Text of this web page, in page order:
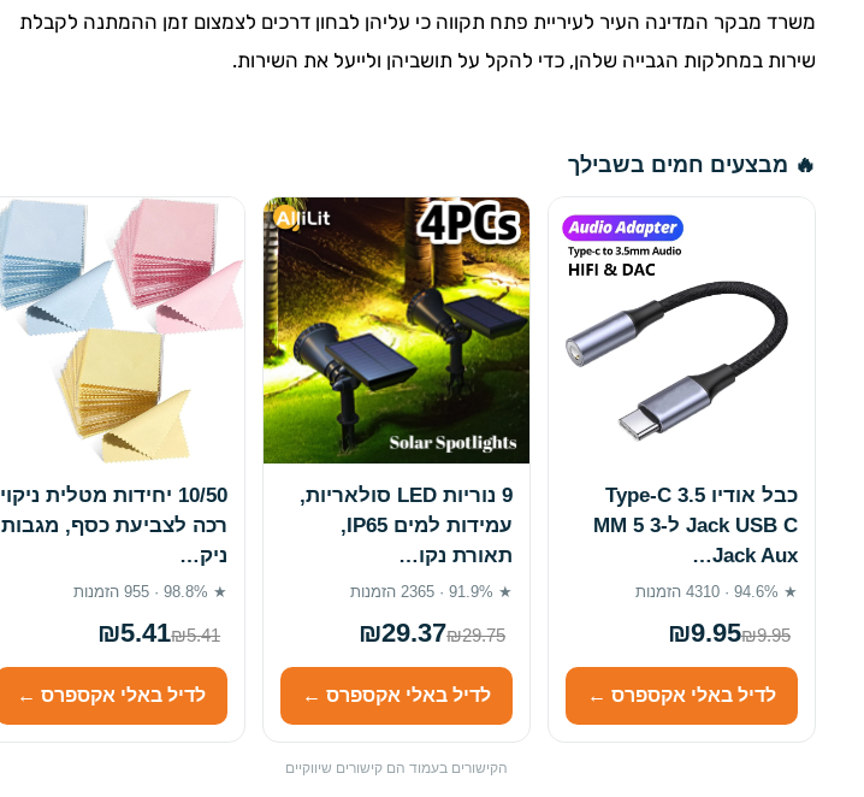
משרד מבקר המדינה העיר לעיריית פתח תקווה כי עליהן לבחון דרכים לצמצום זמן ההמתנה לקבלת
שירות במחלקות הגבייה שלהן, כדי להקל על תושביהן ולייעל את השירות.
🔥 מבצעים חמים בשבילך
כבל אודיו Type-C 3.5
Jack USB C ל-3 5 MM
Jack Aux…
★ 94.6% · 4310 הזמנות
₪9.95₪9.95
לדיל באלי אקספרס ←
9 נוריות LED סולאריות,
עמידות למים IP65,
תאורת נקו…
★ 91.9% · 2365 הזמנות
₪29.37₪29.75
לדיל באלי אקספרס ←
10/50 יחידות מטלית ניקוי
רכה לצביעת כסף, מגבות
ניק…
★ 98.8% · 955 הזמנות
₪5.41₪5.41
לדיל באלי אקספרס ←
הקישורים בעמוד הם קישורים שיווקיים